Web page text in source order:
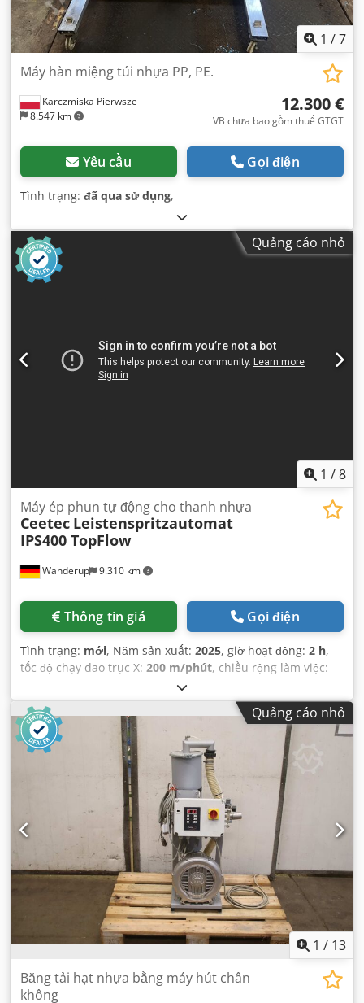
1 /7
Karczmiska Pierwsze
8.547 km
Máy hàn miệng túi nhựa PP, PE.
12.300 €
VB chưa bao gồm thuế GTGT
Yêu cầu Gọi điện
Tình trạng: đã qua sử dụng,
Quảng cáo nhỏ
1 /8
Wanderup 9.310 km
Máy ép phun tự động cho thanh nhựa
Ceetec Leistenspritzautomat
IPS400 TopFlow
Thông tin giá Gọi điện
Tình trạng: mới, Năm sản xuất: 2025, giờ hoạt động: 2 h,
tốc độ chạy dao trục X: 200 m/phút, chiều rộng làm việc:
2.150 mm
950 mm, điện áp đầu vào:400 V, trọng lượng tổng cộng:
1.850 kg, kết nối khí nén:8 thanh, Quảng cáo nhỏ
1 / 13
Băng tải hạt nhựa bằng máy hút chân
không